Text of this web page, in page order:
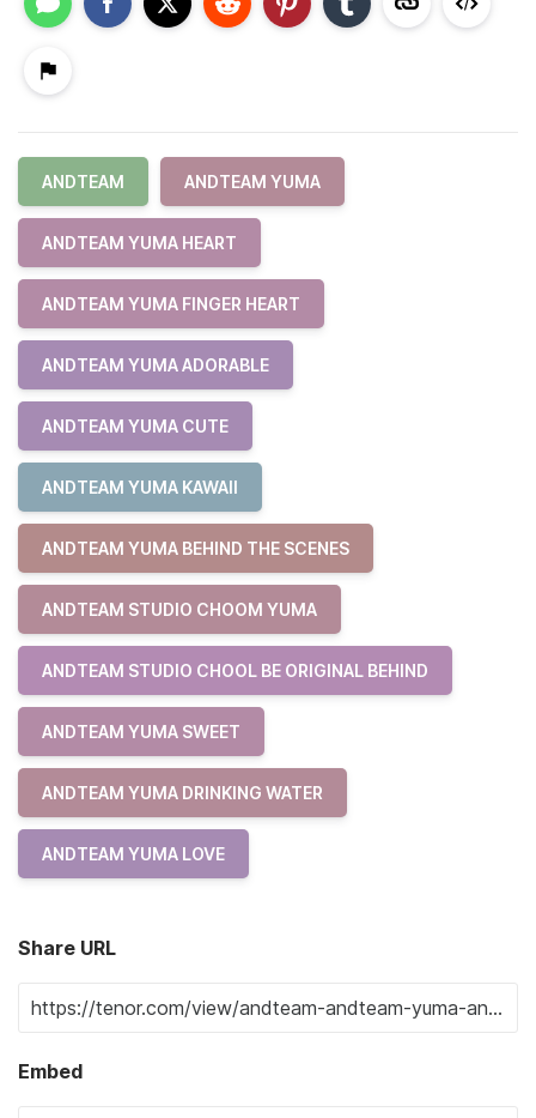
ANDTEAM ANDTEAM YUMA
ANDTEAM YUMA HEART
ANDTEAM YUMA FINGER HEART
ANDTEAM YUMA ADORABLE
ANDTEAM YUMA CUTE
ANDTEAM YUMA KAWAII
ANDTEAM YUMA BEHIND THE SCENES
ANDTEAM STUDIO CHOOM YUMA
ANDTEAM STUDIO CHOOL BE ORIGINAL BEHIND
ANDTEAM YUMA SWEET
ANDTEAM YUMA DRINKING WATER
ANDTEAM YUMA LOVE
Share URL
Embed